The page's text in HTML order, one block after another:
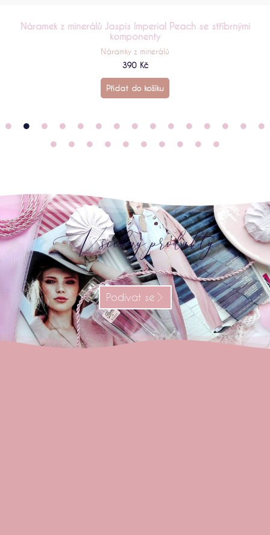
Náramek z minerálů Perleť Light Orange se stříbrnými
komponenty
Náramky z minerálů
390 Kč
Přidat do košíku
Všechny produkty
Podívat se